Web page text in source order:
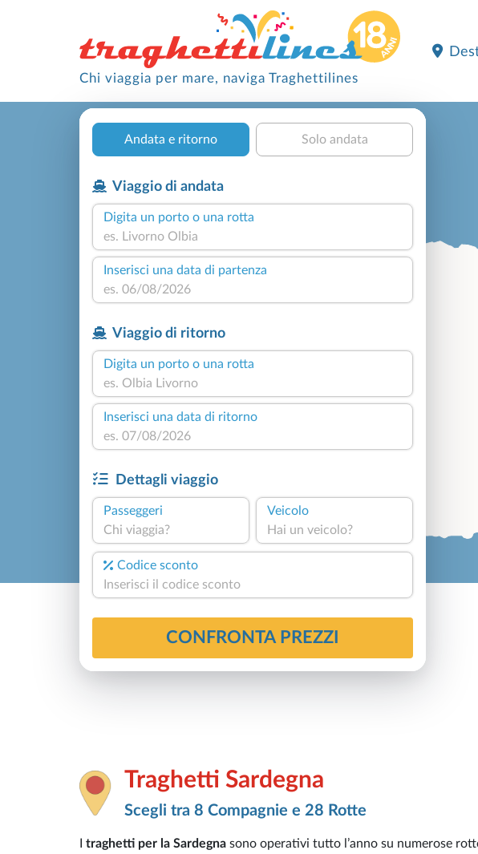
Chi viaggia per mare, naviga Traghettilines
Andata e ritorno Solo andata
Viaggio di andata
Digita un porto o una rotta
Inserisci una data di partenza
Viaggio di ritorno
Digita un porto o una rotta
Inserisci una data di ritorno
Dettagli viaggio
Passeggeri
Chi viaggia?
Veicolo
Hai un veicolo?
Codice sconto
CONFRONTA PREZZI
Traghetti Sardegna
Scegli tra 8 Compagnie e 28 Rotte
traghetti per la Sardegna sono operativi tutto l’anno su numerose